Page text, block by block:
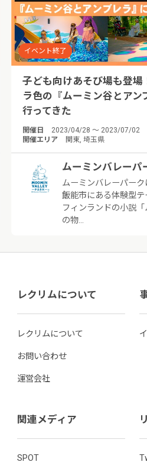
イベント終了
子ども向けあそび場も登場
ラ色の『ムーミン谷とアン
行ってきた
開催日
2023/04/28 ～ 2023/07/02
開催エリア
関東, 埼玉県
ムーミンバレーパ
ムーミンバレーパー
飯能市にある体験型テ
フィンランドの小説「
の物…
レクリムについて
レクリムについて
お問い合わせ
運営会社
関連メディア
SPOT